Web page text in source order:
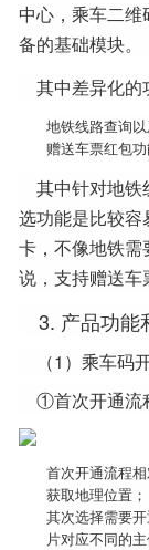
中心，乘车二
备的基础模块。
其中差异化的
地铁线路查询
赠送车票红包功
其中针对地
选功能是比较
卡，不像地铁
说，支持赠送车
3. 产品功能
（1）乘车码
①首次开通流
首次开通流程
获取地理位置；
其次选择需要
片对应不同的